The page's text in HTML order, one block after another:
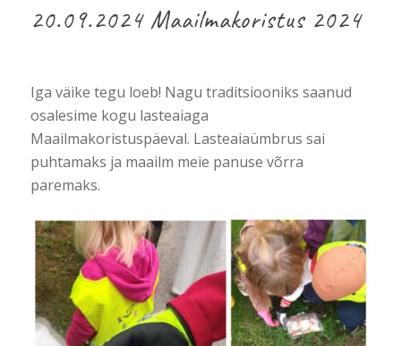
20.09.2024 Maailmakoristus 2024
Iga väike tegu loeb! Nagu traditsiooniks saanud
osalesime kogu lasteaiaga
Maailmakoristuspäeval. Lasteaiaümbrus sai
puhtamaks ja maailm meie panuse võrra
paremaks.